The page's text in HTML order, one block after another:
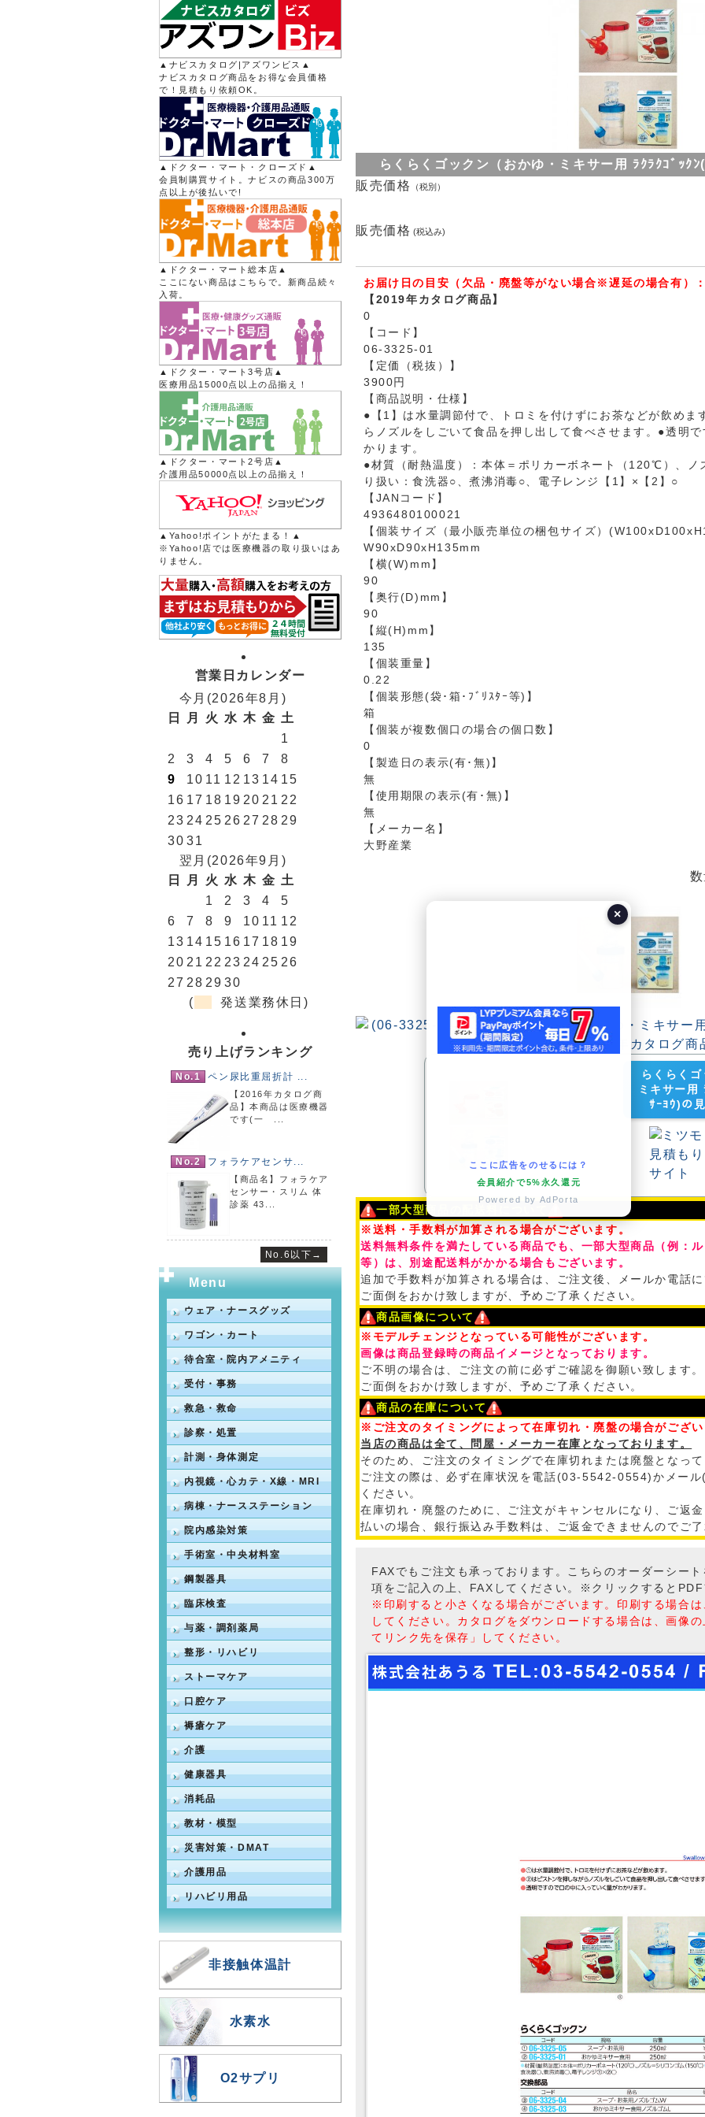
らくらくゴックン（おかゆ・ミキサー用 ﾗｸﾗｸｺﾞｯ
販売価格
（税別）
販売価格 (税込み)
お届け日の目安（欠品・廃盤等がない場合※遅延の場合有）
【2019年カタログ商品】
0
【コード】
06-3325-01
【定価（税抜）】
3900円
【商品説明・仕様】
●【1】は水量調節付で、トロミを付けずにお茶などが飲めま
らノズルをしごいて食品を押し出して食べさせます。●透明
かります。
●材質（耐熱温度）：本体＝ポリカーボネート（120℃）、
り扱い：食洗器○、煮沸消毒○、電子レンジ【1】×【2】○
【JANコード】
4936480100021
【個装サイズ（最小販売単位の梱包サイズ）
W90xD90xH135mm
【横(W)mm】
90
【奥行(D)mm】
90
【縦(H)mm】
135
【個装重量】
0.22
【個装形態(袋･箱･ﾌﾞﾘｽﾀｰ等)】
箱
【個装が複数個口の場合の個口数】
0
【製造日の表示(有･無)】
無
【使用期限の表示(有･無)】
無
【メーカー名】
大野産業
らくらく
ミキサー用
ｻｰﾖｳ)の
一部大型商品の配送料について
※送料・手数料が加算される場合がございます。
送料無料条件を満たしている商品でも、一部大型商品（例：
等）は、別途配送料がかかる場合もございます。
追加で手数料が加算される場合は、ご注文後、メールか電話
ご面倒をおかけ致しますが、予めご了承ください。
商品画像について
※モデルチェンジとなっている可能性がございます。
画像は商品登録時の商品イメージとなっております。
ご不明の場合は、ご注文の前に必ずご確認を御願い致します。
ご面倒をおかけ致しますが、予めご了承ください。
商品の在庫について
※ご注文のタイミングによって在庫切れ・廃盤の場合がござ
当店の商品は全て、問屋・メーカー在庫となっております。
そのため、ご注文のタイミングで在庫切れまたは廃盤となっ
ご注文の際は、必ず在庫状況を電話(03-5542-0554)かメール
ください。
在庫切れ・廃盤のために、ご注文がキャンセルになり、ご返
払いの場合、銀行振込み手数料は、ご返金できませんのでご
FAXでもご注文も承っております。こちらのオーダーシー
項をご記入の上、FAXしてください。※クリックすると
※印刷すると小さくなる場合がございます。印刷する場合
してください。カタログをダウンロードする場合は、画像
てリンク先を保存」してください。
▲ナビスカタログ|アズワンビス▲
ナビスカタログ商品をお得な会員価格
で！見積もり依頼OK。
▲ドクター・マート・クローズド▲
会員制購買サイト。ナビスの商品300万
点以上が後払いで!
▲ドクター・マート総本店▲
ここにない商品はこちらで。新商品続々
入荷。
▲ドクター・マート3号店▲
医療用品15000点以上の品揃え！
▲ドクター・マート2号店▲
介護用品50000点以上の品揃え！
▲Yahoo!ポイントがたまる！▲
※Yahoo!店では医療機器の取り扱いはあ
りません。
営業日カレンダー
今月(2026年8月)
日
月 火 水 木 金 土
1
2
3 4 5 6 7
8
9
10 11 12 13 14 15
16 17 18 19 20 21 22
23 24 25 26 27 28 29
30 31
翌月(2026年9月)
日
月 火 水 木 金 土
1
2 3 4
5
6
7 8 9 10 11 12
13 14 15 16 17 18 19
20 21 22 23 24 25 26
27 28 29 30
(
発送業務休日)
売り上げランキング
No.1 ペン尿比重屈折計 ...
【2016年カタログ商
品】本商品は医療機器
です(一 ...
No.2 フォラケアセンサ...
【商品名】フォラケア
センサー・スリム 体
診薬 43...
No.6以下→
Menu
ウェア・ナースグッズ
ワゴン・カート
待合室・院内アメニティ
受付・事務
救急・救命
診察・処置
計測・身体測定
内視鏡・心カテ・X線・MRI
病棟・ナースステーション
院内感染対策
手術室・中央材料室
鋼製器具
臨床検査
与薬・調剤薬局
整形・リハビリ
ストーマケア
口腔ケア
褥瘡ケア
介護
健康器具
消耗品
教材・模型
災害対策・DMAT
介護用品
リハビリ用品
非接触体温計
水素水
O2サプリ
ここに広告をのせるには？
会員紹介で5%永久還元
Powered by AdPorta
×